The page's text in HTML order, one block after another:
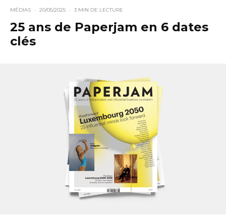
MÉDIAS · 20/05/2025 · 3 MIN DE LECTURE
25 ans de Paperjam en 6 dates
clés